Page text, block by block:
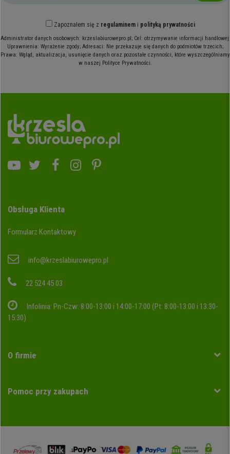
Zapoznałem się z regulaminemi polityką prywatności
Administrator danych osobowych: krzeslabiurowepro.pl; Cel: otrzymywanie informacji handlowej;
Uprawnienia: Wyrażenie zgody; Adresaci: Nie przekazuje się danych do podmiotów trzecich;
Prawa: Wgląd, aktualizacja, usunięcie danych oraz pozostałe czynności, które wyszczególniamy
w naszej Polityce Prywatności.
Obsługa Klienta
Formularz Kontaktowy
info@krzeslabiurowepro.pl
22 524 45 03
Infolinia: Pn-Czw: 8:00-13:00 i 14:00-17:00 (Pt: 8:00-13:00 i 13:30-
15:30)
O firmie
Pomoc przy zakupach